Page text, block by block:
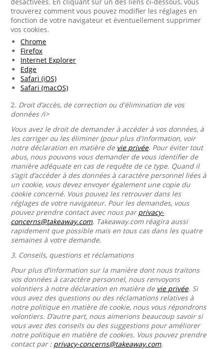
trouverez comment vous pouvez modifier les réglages en
fonction de votre navigateur et éventuellement supprimer
vos cookies.
Chrome
Firefox
Internet Explorer
Edge
Safari (iOS)
Safari (macOS)
2. Droit d’accès, de correction ou d'élimination de vos
données /i>
Vous avez le droit de demander à accéder à vos données, à
les corriger ou les éliminer (pour plus d'information, voir
notre déclaration en matière de vie privée. Pour éviter tout
abus, nous pouvons vous demander de vous identifier de
manière adéquate en cas de requête de ce type. Quand il
s’agit d’accéder à des données à caractère personnel liées à
un cookie, vous devez envoyer également une copie du
cookie concerné. Vous pouvez les retrouver dans les
réglages de votre navigateur. Pour les demandes, vous
pouvez prendre contact avec nous parprivacy-
concerns@takeaway.com. Takeaway.com réagira aussi
rapidement que possible mais en tous cas dans les quatre
semaines à votre demande.
3. Conseils, questions et réclamations
Pour plus d’information sur la manière dont nous traitons
vos données à caractère personnel, nous renvoyons
volontiers à notre déclaration en matière de vie privée. Si
vous avez des questions ou des réclamations relatives à
notre politique en matière de cookie, nous vous répondrons
volontiers. D’autre part, nous aimerions beaucoup savoir si
vous avez des conseils ou des suggestions pour améliorer
notre politique en matière de cookies. Vous pouvez prendre
contact par : privacy-concerns@takeaway.com.